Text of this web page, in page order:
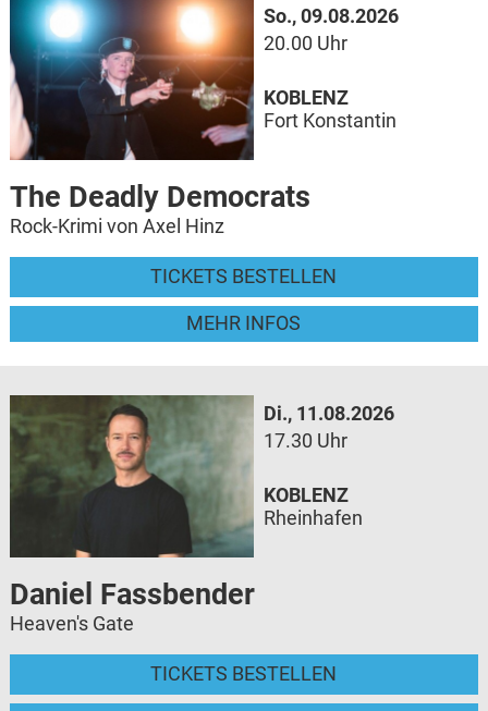
So., 09.08.2026
20.00 Uhr
The Deadly Democrats
Rock-Krimi von Axel Hinz
TICKETS BESTELLEN
MEHR INFOS
KOBLENZ
Fort Konstantin
Di., 11.08.2026
17.30 Uhr
Daniel Fassbender
Heaven's Gate
TICKETS BESTELLEN
KOBLENZ
Rheinhafen